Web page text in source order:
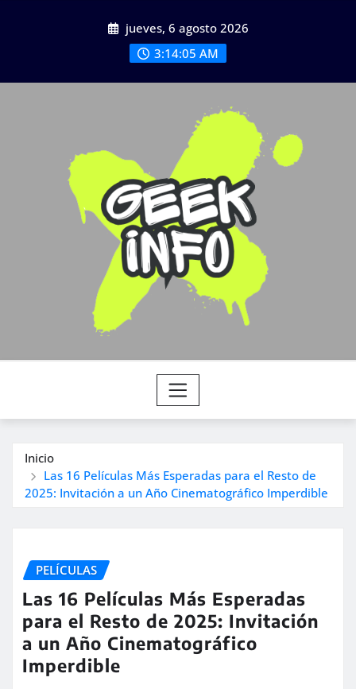
jueves, 6 agosto 2026
3:14:06 AM
Inicio
Las 16 Películas Más Esperadas para el Resto de
2025: Invitación a un Año Cinematográfico Imperdible
PELÍCULAS
Las 16 Películas Más Esperadas
para el Resto de 2025: Invitación
a un Año Cinematográfico
Imperdible